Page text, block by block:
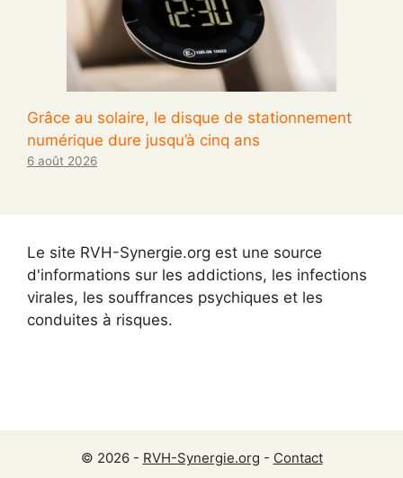
Grâce au solaire, le disque de stationnement
numérique dure jusqu’à cinq ans
6 août 2026
Le site RVH-Synergie.org est une source
d'informations sur les addictions, les infections
virales, les souffrances psychiques et les
conduites à risques.
© 2026 - RVH-Synergie.org - Contact